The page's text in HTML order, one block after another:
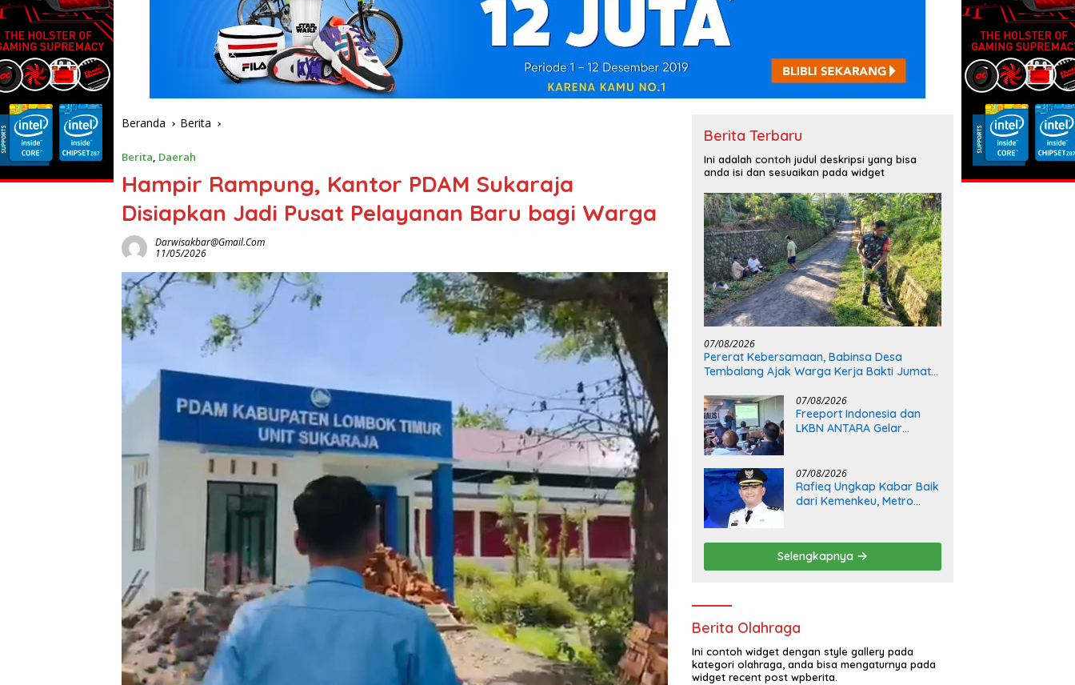
Beranda Berita
Berita, Daerah
Hampir Rampung, Kantor PDAM Sukaraja
Disiapkan Jadi Pusat Pelayanan Baru bagi Warga
Darwisakbar@gmail.com
11/05/2026
Berita Terbaru
Ini adalah contoh judul deskripsi yang bisa
anda isi dan sesuaikan pada widget
07/08/2026
Pererat Kebersamaan, Babinsa Desa
Tembalang Ajak Warga Kerja Bakti Jumat
07/08/2026
Freeport Indonesia dan
LKBN ANTARA Gelar
07/08/2026
Rafieq Ungkap Kabar Baik
dari Kemenkeu, Metro
Selengkapnya
Berita Olahraga
Ini contoh widget dengan style gallery pada
kategori olahraga, anda bisa mengaturnya pada
widget recent post wpberita.